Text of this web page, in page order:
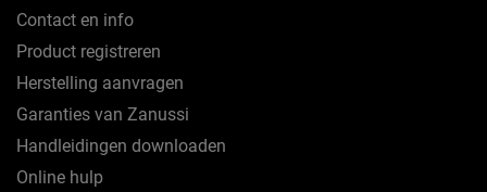
Contact en info
Product registreren
Herstelling aanvragen
Garanties van Zanussi
Handleidingen downloaden
Online hulp